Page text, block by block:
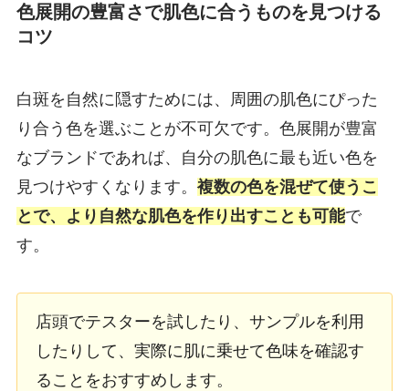
色展開の豊富さで肌色に合うものを見つける
コツ
白斑を自然に隠すためには、周囲の肌色にぴった
り合う色を選ぶことが不可欠です。色展開が豊富
なブランドであれば、自分の肌色に最も近い色を
見つけやすくなります。 複数の色を混ぜて使うこ
とで、より自然な肌色を作り出すことも可能で
す。
店頭でテスターを試したり、サンプルを利用
したりして、実際に肌に乗せて色味を確認す
ることをおすすめします。